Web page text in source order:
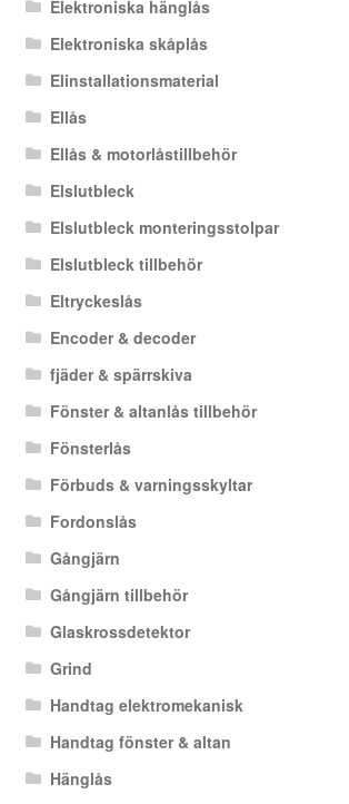
Elektroniska hänglås
Elektroniska skåplås
Elinstallationsmaterial
Ellås
Ellås & motorlåstillbehör
Elslutbleck
Elslutbleck monteringsstolpar
Elslutbleck tillbehör
Eltryckeslås
Encoder & decoder
fjäder & spärrskiva
Fönster & altanlås tillbehör
Fönsterlås
Förbuds & varningsskyltar
Fordonslås
Gångjärn
Gångjärn tillbehör
Glaskrossdetektor
Grind
Handtag elektromekanisk
Handtag fönster & altan
Hänglås